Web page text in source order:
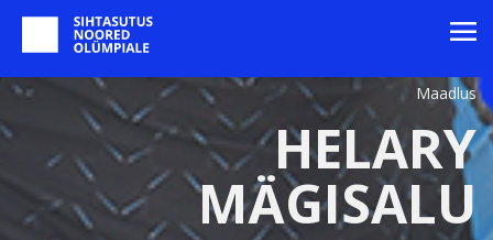
Maadlus
HELARY
MÄGISALU